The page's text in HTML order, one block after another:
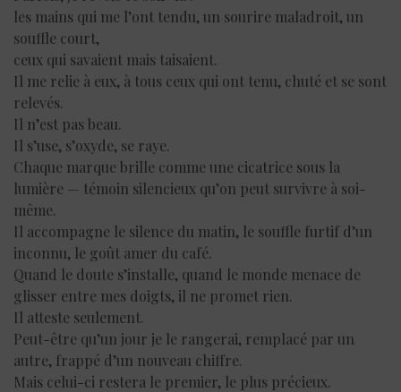
les mains qui me l’ont tendu, un sourire maladroit, un
souffle court,
ceux qui savaient mais taisaient.
Il me relie à eux, à tous ceux qui ont tenu, chuté et se sont
relevés.
Il n’est pas beau.
Il s’use, s’oxyde, se raye.
Chaque marque brille comme une cicatrice sous la
lumière — témoin silencieux qu’on peut survivre à soi-
même.
Il accompagne le silence du matin, le souffle furtif d’un
inconnu, le goût amer du café.
Quand le doute s’installe, quand le monde menace de
glisser entre mes doigts, il ne promet rien.
Il atteste seulement.
Peut-être qu’un jour je le rangerai, remplacé par un
autre, frappé d’un nouveau chiffre.
Mais celui-ci restera le premier, le plus précieux.